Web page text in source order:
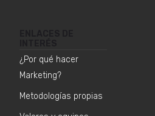
¿Por qué hacer
Marketing?
Metodologías propias